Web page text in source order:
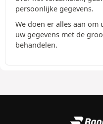
persoonlijke gegevens.
We doen er alles aan om
uw gegevens met de
behandelen.